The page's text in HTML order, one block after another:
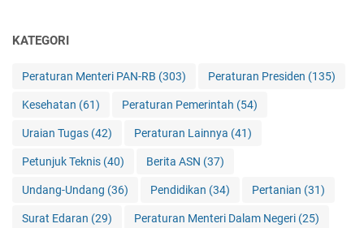
KATEGORI
Peraturan Menteri PAN-RB (303) Peraturan Presiden (135)
Kesehatan (61) Peraturan Pemerintah (54)
Uraian Tugas (42) Peraturan Lainnya (41)
Petunjuk Teknis (40) Berita ASN (37)
Undang-Undang (36) Pendidikan (34) Pertanian (31)
Surat Edaran (29) Peraturan Menteri Dalam Negeri (25)